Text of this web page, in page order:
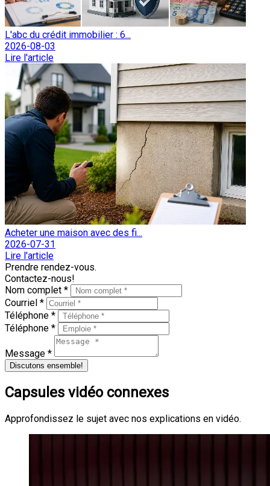
L'abc du crédit immobilier : 6...
2026-08-03
Lire l'article
Acheter une maison avec des fi...
2026-07-31
Lire l'article
Prendre rendez-vous.
Contactez-nous!
Nom complet *
Courriel *
Téléphone *
Téléphone *
Message *
Discutons ensemble!
Capsules vidéo connexes
Approfondissez le sujet avec nos explications en vidéo.